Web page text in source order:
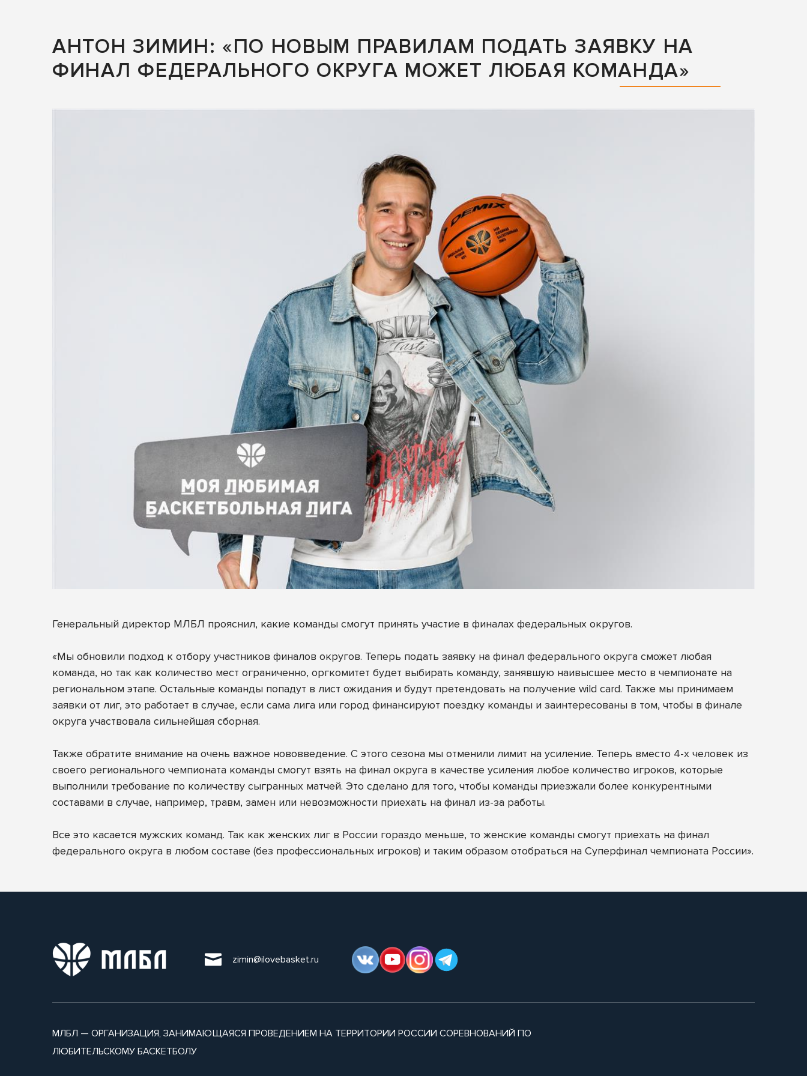
АНТОН ЗИМИН: «ПО НОВЫМ ПРАВИЛАМ ПОДАТЬ ЗАЯВКУ НА
ФИНАЛ ФЕДЕРАЛЬНОГО ОКРУГА МОЖЕТ ЛЮБАЯ КОМАНДА»
Генеральный директор МЛБЛ прояснил, какие команды смогут принять участие в финалах федеральных округов.
«Мы обновили подход к отбору участников финалов округов. Теперь подать заявку на финал федерального округа сможет любая
команда, но так как количество мест ограниченно, оргкомитет будет выбирать команду, занявшую наивысшее место в чемпионате на
региональном этапе. Остальные команды попадут в лист ожидания и будут претендовать на получение wild card. Также мы принимаем
заявки от лиг, это работает в случае, если сама лига или город финансируют поездку команды и заинтересованы в том, чтобы в финале
округа участвовала сильнейшая сборная.
Также обратите внимание на очень важное нововведение. С этого сезона мы отменили лимит на усиление. Теперь вместо 4-х человек из
своего регионального чемпионата команды смогут взять на финал округа в качестве усиления любое количество игроков, которые
выполнили требование по количеству сыгранных матчей. Это сделано для того, чтобы команды приезжали более конкурентными
составами в случае, например, травм, замен или невозможности приехать на финал из-за работы.
Все это касается мужских команд. Так как женских лиг в России гораздо меньше, то женские команды смогут приехать на финал
федерального округа в любом составе (без профессиональных игроков) и таким образом отобраться на Суперфинал чемпионата России».
zimin@ilovebasket.ru
МЛБЛ — ОРГАНИЗАЦИЯ, ЗАНИМАЮЩАЯСЯ ПРОВЕДЕНИЕМ НА ТЕРРИТОРИИ РОССИИ СОРЕВНОВАНИЙ ПО
ЛЮБИТЕЛЬСКОМУ БАСКЕТБОЛУ